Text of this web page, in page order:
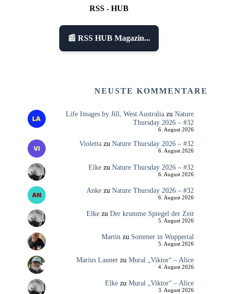
RSS - HUB
📰 RSS HUB Magazin...
NEUSTE KOMMENTARE
Life Images by Jill, West Australiazu Nature
Thursday 2026 – #32
6. August 2026
Violettazu Nature Thursday 2026 – #32
6. August 2026
Elkezu Nature Thursday 2026 – #32
6. August 2026
Ankezu Nature Thursday 2026 – #32
6. August 2026
Elkezu Der krumme Spiegel der Zeit
5. August 2026
Martin zu Sommer in Wuppertal
5. August 2026
Marius Launerzu Mural „Viktor“ – Alice
4. August 2026
Elkezu Mural „Viktor“ – Alice
3. August 2026